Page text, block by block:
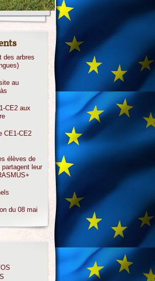
des arbres
au
CE2 aux
CE1-CE2
élèves de
leur
du 08 mai